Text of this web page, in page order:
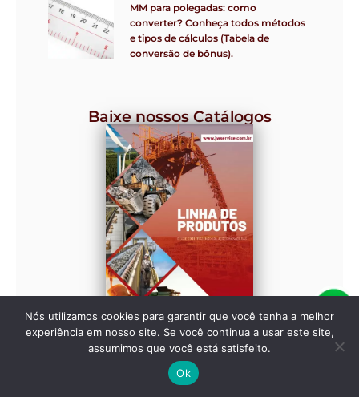
MM para polegadas: como
converter? Conheça todos métodos
e tipos de cálculos (Tabela de
conversão de bônus).
Baixe nossos Catálogos
Nós utilizamos cookies para garantir que você tenha a melhor
experiência em nosso site. Se você continua a usar este site,
assumimos que você está satisfeito.
Ok